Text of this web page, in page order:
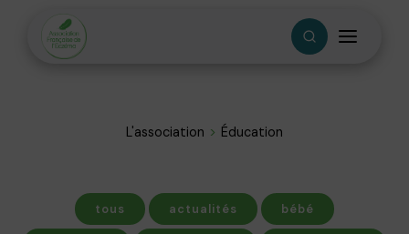
L'association Éducation
tous actualités bébé